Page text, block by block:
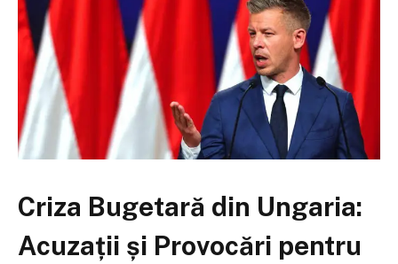
Criza Bugetară din Ungaria:
Acuzații și Provocări pentru